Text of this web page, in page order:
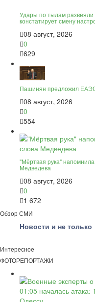
Удары по тылам
констатирует смену
08 август, 2026
0
629
Пашинян предложил
08 август, 2026
0
554
"Мёртвая рука"
Медведева
08 август, 2026
0
1 672
Обзор СМИ
Новости и не только
Интересное
ФОТОРЕПОРТАЖИ